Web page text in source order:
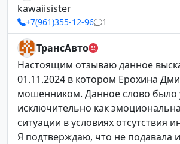
kawaiisister
+7(961)355-12-96 1
ТрансАвто
Настоящим отзываю данное
01.11.2024 в котором Ерохина
мошенником. Данное слово было
исключительно как
ситуации в условиях отсутствия
Я подтверждаю, что не подавала